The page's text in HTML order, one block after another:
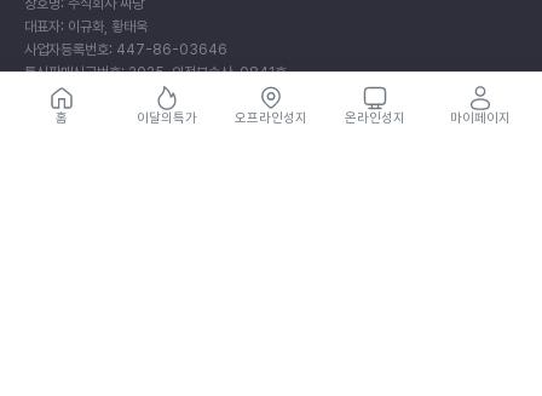
뉴
싸
당
상호명: 주식회사 싸당
대표자: 이규화, 황태욱
사업자등록번호: 447-86-03646
통신판매신고번호: 2025-의정부송산-0841호
주소: (11813) 경기도 의정부시 오목로205번길 55, 901호 (민락동, 메가타워)
개인정보보호책임자: 김동규
홈 이달의특가 오프라인성지 온라인성지 마이페이지